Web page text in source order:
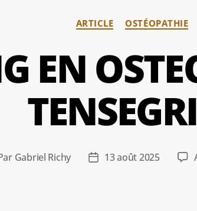
Catégories
ARTICLE OSTÉOPATHIE
EN
Gabriel Richy
Date13 août 2025